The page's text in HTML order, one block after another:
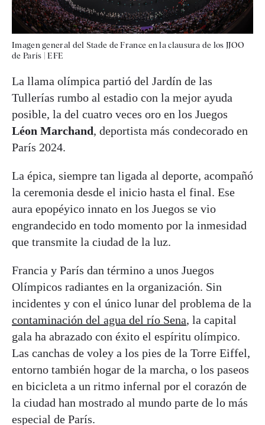
Imagen general del Stade de France en la clausura de los JJOO
de París |EFE
La llama olímpica partió del Jardín de las
Tullerías rumbo al estadio con la mejor ayuda
posible, la del cuatro veces oro en los Juegos
Léon Marchand, deportista más condecorado en
París 2024.
La épica, siempre tan ligada al deporte, acompañó
la ceremonia desde el inicio hasta el final. Ese
aura epopéyico innato en los Juegos se vio
engrandecido en todo momento por la inmesidad
que transmite la ciudad de la luz.
Francia y París dan término a unos Juegos
Olímpicos radiantes en la organización. Sin
incidentes y con el único lunar del problema de la
contaminación del agua del río Sena, la capital
gala ha abrazado con éxito el espíritu olímpico.
Las canchas de voley a los pies de la Torre Eiffel,
entorno también hogar de la marcha, o los paseos
en bicicleta a un ritmo infernal por el corazón de
la ciudad han mostrado al mundo parte de lo más
especial de París.